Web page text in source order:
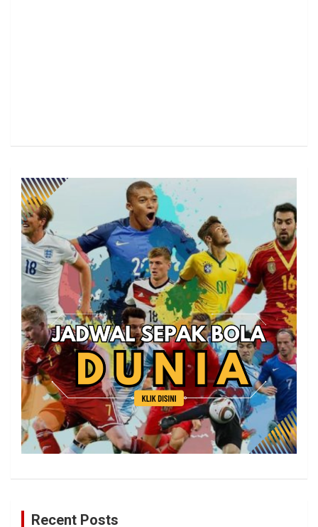
Recent Posts